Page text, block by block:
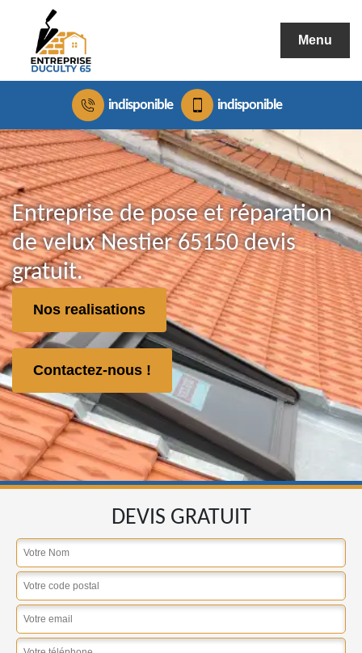
Menu
indisponible indisponible
Entreprise de pose et réparation
de velux Nestier 65150 devis
gratuit.
Nos realisations
Contactez-nous !
DEVIS GRATUIT